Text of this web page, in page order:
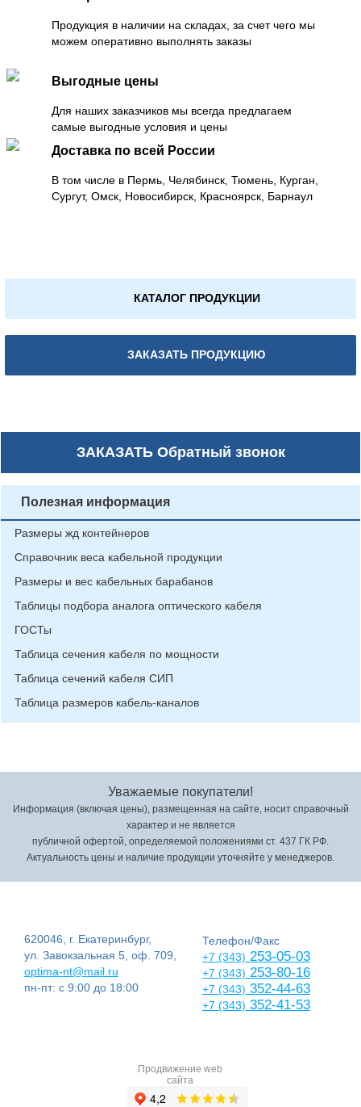
Продукция в наличии на складах, за счет чего мы
можем оперативно выполнять заказы
Выгодные цены
Для наших заказчиков мы всегда предлагаем
самые выгодные условия и цены
Доставка по всей России
В том числе в Пермь, Челябинск, Тюмень, Курган,
Сургут, Омск, Новосибирск, Красноярск, Барнаул
КАТАЛОГ ПРОДУКЦИИ
ЗАКАЗАТЬ ПРОДУКЦИЮ
ЗАКАЗАТЬОбратный звонок
Полезная информация
Размеры жд контейнеров
Справочник веса кабельной продукции
Размеры и вес кабельных барабанов
Таблицы подбора аналога оптического кабеля
ГОСТы
Таблица сечения кабеля по мощности
Таблица сечений кабеля СИП
Таблица размеров кабель-каналов
Уважаемые покупатели!
Информация (включая цены), размещенная на сайте, носит справочный
характер и не является
публичной офертой, определяемой положениями ст. 437 ГК РФ.
Актуальность цены и наличие продукции уточняйте у менеджеров.
620046, г. Екатеринбург,
ул. Завокзальная 5, оф. 709,
optima-nt@mail.ru
пн-пт: с 9:00 до 18:00
Телефон/Факс
+7 (343) 253-05-03
+7 (343) 253-80-16
+7 (343) 352-44-63
+7 (343) 352-41-53
Продвижение web
сайта